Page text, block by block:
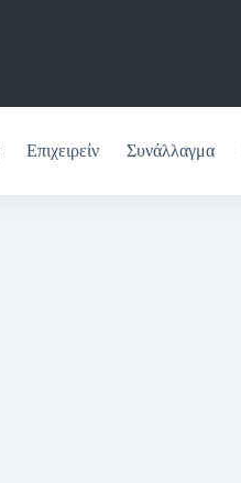
Επιχειρείν Συνάλλαγμα